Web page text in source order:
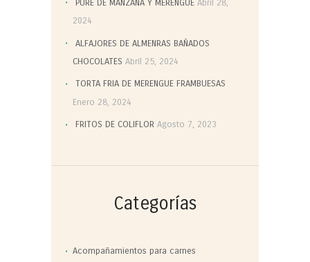
PURE DE MANZANA Y MERENGUE Abril 28,
2024
ALFAJORES DE ALMENRAS BAÑADOS
CHOCOLATES Abril 25, 2024
TORTA FRIA DE MERENGUE FRAMBUESAS
Enero 28, 2024
FRITOS DE COLIFLOR Agosto 7, 2023
Categorías
Acompañamientos para carnes